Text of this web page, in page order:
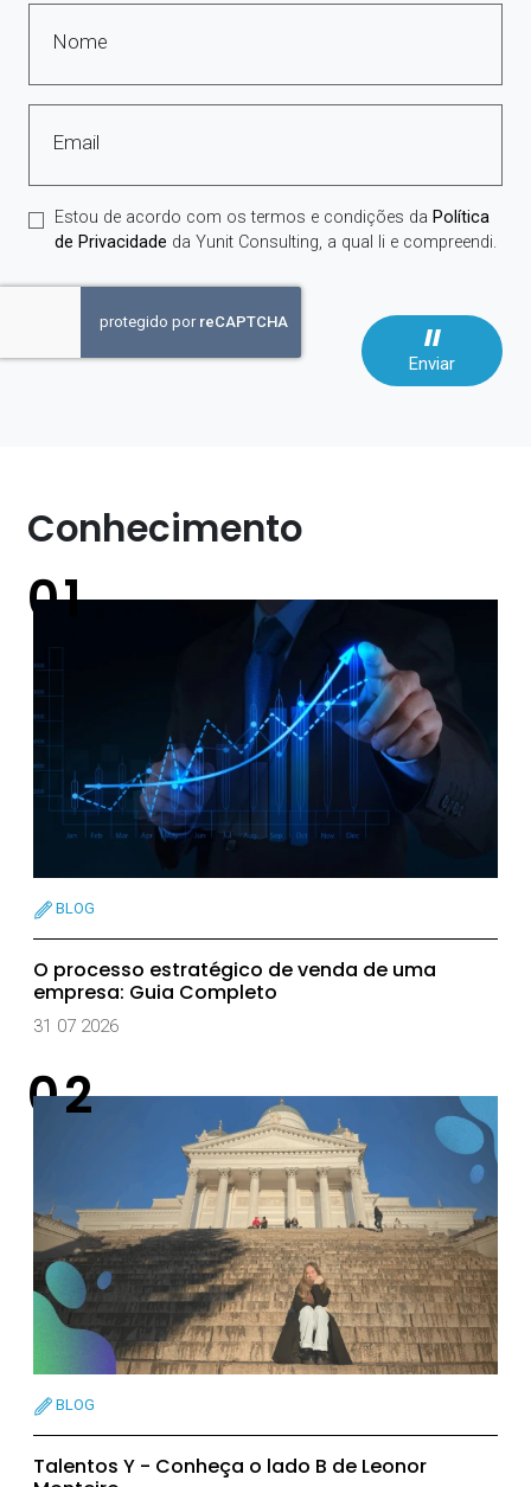
Nome
Email
Estou de acordo com os termos e condições da Política
de Privacidade da Yunit Consulting, a qual li e compreendi.
Enviar
Conhecimento
BLOG
O processo estratégico de venda de uma
empresa: Guia Completo
31 07 2026
BLOG
Talentos Y - Conheça o lado B de Leonor